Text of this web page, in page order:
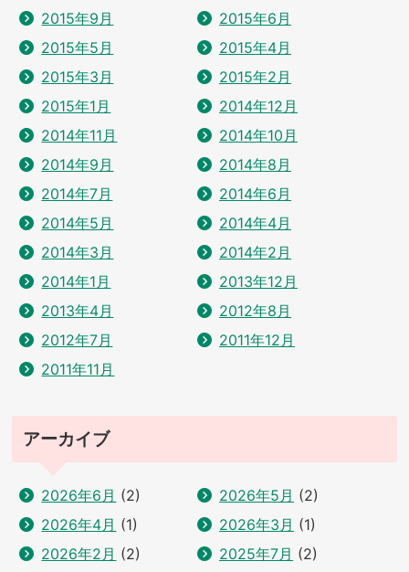
2015年9月
2015年6月
2015年5月
2015年4月
2015年3月
2015年2月
2015年1月
2014年12月
2014年11月
2014年10月
2014年9月
2014年8月
2014年7月
2014年6月
2014年5月
2014年4月
2014年3月
2014年2月
2014年1月
2013年12月
2013年4月
2012年8月
2012年7月
2011年12月
2011年11月
アーカイブ
2026年6月 (2) 2026年5月 (2)
2026年4月 (1) 2026年3月 (1)
2026年2月 (2) 2025年7月 (2)